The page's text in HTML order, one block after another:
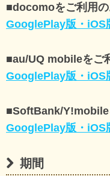
■docomoをご利用
GooglePlay版・iOS
■au/UQ mobileをご
GooglePlay版・iOS
■SoftBank/Y!mobile
GooglePlay版・iOS
期間